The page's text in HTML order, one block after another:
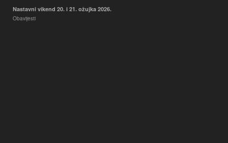
Nastavni vikend 20. i 21. ožujka 2026.
Obavijesti